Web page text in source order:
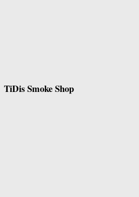
TiDis Smoke Shop